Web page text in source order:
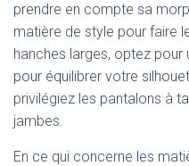
prendre en compte sa
matière de style pour faire
hanches larges, optez
pour équilibrer votre
privilégiez les pantalons à
jambes.
En ce qui concerne les